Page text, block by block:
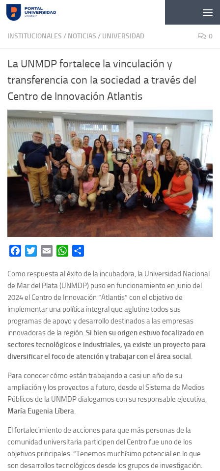
Skip to content
INSTITUCIONALES / NOTICIAS / UNIVERSIDAD 0
La UNMDP fortalece la vinculación y
transferencia con la sociedad a través del
Centro de Innovación Atlantis
FacebookTwitterEmail WhatsApp
Como respuesta al éxito de la incubadora, la Universidad Nacional
de Mar del Plata (UNMDP) puso en funcionamiento en junio del
2024 el Centro de Innovación “Atlantis” con el objetivo de
implementar una política integral que aglutine todos sus
programas de apoyo y desarrollo destinados a las empresas
innovadoras de la región.Si bien su origen estuvo focalizado en
sectores tecnológicos e industriales, ya existe un proyecto para
diversificar el foco de atención y trabajar con el área social.
Para conocer cómo están trabajando a casi un año de su
ampliación y los proyectos a futuro, desde el Sistema de Medios
Públicos de la UNMDP dialogamos con su responsable ejecutiva,
María Eugenia Líbera.
El fortalecimiento de acciones para que más personas de la
comunidad universitaria participen del Centro fue uno de los
objetivos principales. “Tenemos muchísimo potencial en lo que
son desarrollos tecnológicos desde los grupos de investigación.